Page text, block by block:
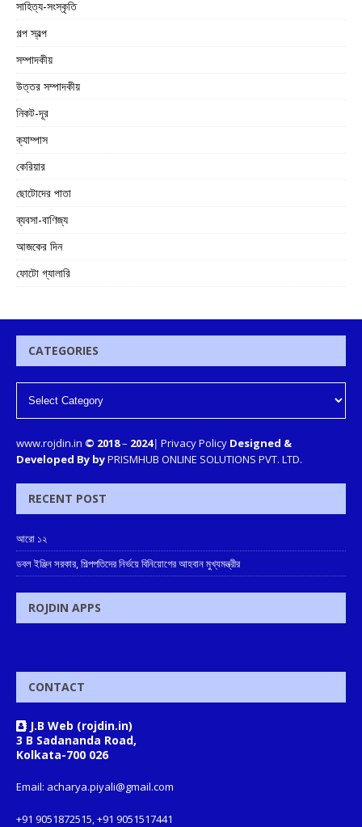
সাহিত্য-সংস্কৃতি
গল্প স্বল্প
সম্পাদকীয়
উত্তর সম্পাদকীয়
নিকট-দূর
ক্যাম্পাস
কেরিয়ার
ছোটোদের পাতা
ব্যবসা-বাণিজ্য
আজকের দিন
ফোটো গ্যালারি
CATEGORIES
www.rojdin.in © 2018– 2024| Privacy Policy Designed &
Developed By byPRISMHUB ONLINE SOLUTIONS PVT. LTD.
RECENT POST
আরো ১২
ডবল ইঞ্জিন সরকার, শিল্পপতিদের নির্ভয়ে বিনিয়োগের আহবান মুখ্যমন্ত্রীর
ROJDIN APPS
CONTACT
J.B Web (rojdin.in)
3 B Sadananda Road,
Kolkata-700 026
Email: acharya.piyali@gmail.com
+91 9051872515, +91 9051517441